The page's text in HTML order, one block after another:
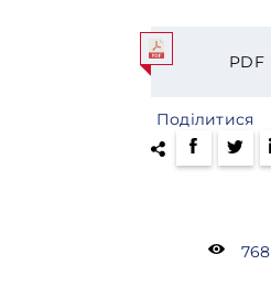
PDF
Поділитися
768